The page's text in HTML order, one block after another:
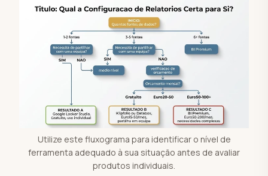
Utilize este fluxograma para identificar o nível de
ferramenta adequado à sua situação antes de avaliar
produtos individuais.